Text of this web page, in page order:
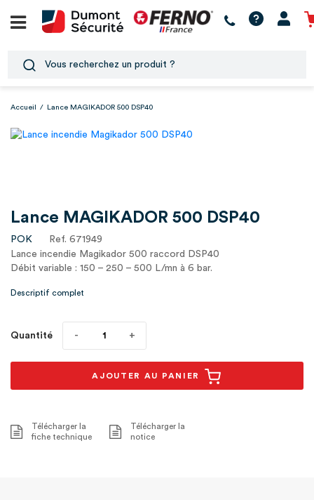
Accueil / Lance MAGIKADOR 500 DSP40
Lance MAGIKADOR 500 DSP40
POK
Ref. 671949
Lance incendie Magikador 500 raccord DSP40
Débit variable : 150 – 250 – 500 L/mn à 6 bar.
Descriptif complet
Quantité
AJOUTER AU PANIER
Télécharger la
fiche technique
Télécharger la
notice